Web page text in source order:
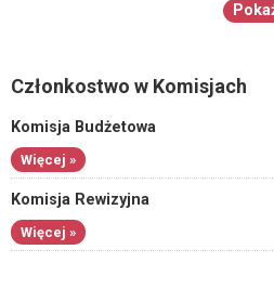
Członkostwo w Komisjach
Komisja Budżetowa
Więcej »
Komisja Rewizyjna
Więcej »